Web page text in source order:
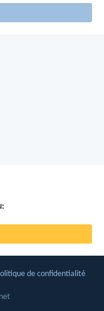
de confidentialité